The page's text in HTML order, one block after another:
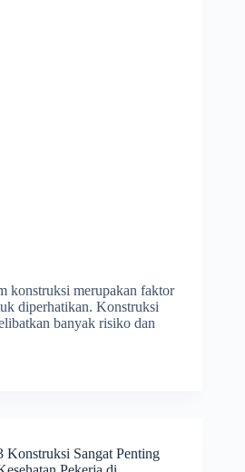
konstruksi merupakan faktor
diperhatikan. Konstruksi
banyak risiko dan
Konstruksi Sangat Penting